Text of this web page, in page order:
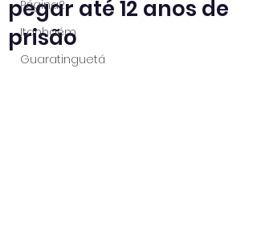
Página2
Itanhaém
Guaratinguetá
pegar até 12 anos de
prisão